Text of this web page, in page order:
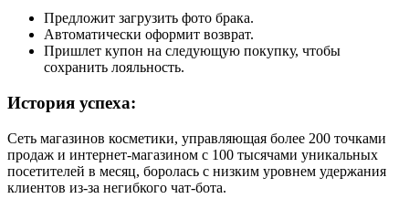
Предложит загрузить фото брака.
Автоматически оформит возврат.
Пришлет купон на следующую покупку, чтобы
сохранить лояльность.
История успеха:
Сеть магазинов косметики, управляющая более 200 точками
продаж и интернет-магазином с 100 тысячами уникальных
посетителей в месяц, боролась с низким уровнем удержания
клиентов из-за негибкого чат-бота.